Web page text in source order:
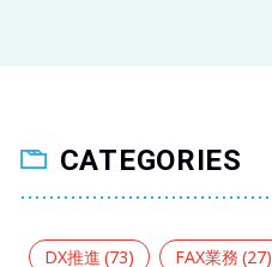
CATEGORIES
DX推進 (73) FAX業務 (27)